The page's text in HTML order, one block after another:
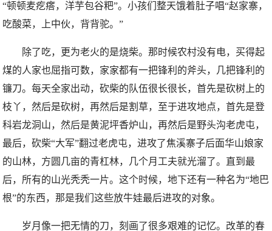
“顿顿麦疙瘩，洋芋包谷粑”。小孩们整天饿着肚子唱“赵家寨，
吃酸菜，上中伙，背背驼。”
除了吃，更为老火的是烧柴。那时候农村没有电，买得起
煤的人家也屈指可数，家家都有一把锋利的斧头，几把锋利的
镰刀。每天全家出动，砍柴的队伍很长很长，首先是砍树上的
枝丫，然后是砍树，再然后是割草，至于进攻地点，首先是登
科岩龙洞山，然后是黄泥坪香炉山，再然后是野头沟老虎屯，
最后，砍柴“大军”翻过老虎屯，进攻了焦溪寨子后面华山娘家
的山林，方圆几亩的青杠林，几个月工夫就光溜了。直到最
后，所有的山光秃秃一片。这个时候，地下还有一种名为“地巴
根”的东西，那是我们这些放牛娃最后进攻的对象。
岁月像一把无情的刀，刻画了很多艰难的记忆。改革的春